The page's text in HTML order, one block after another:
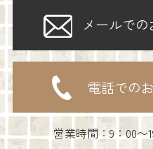
メールで
電話での
営業時間：9：00〜